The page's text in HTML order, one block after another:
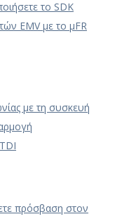
το SDK
EMV με το μFR
με τη συσκευή
πρόσβαση στον